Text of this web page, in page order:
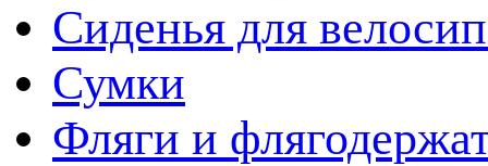
Сиденья для
Сумки
Фляги и